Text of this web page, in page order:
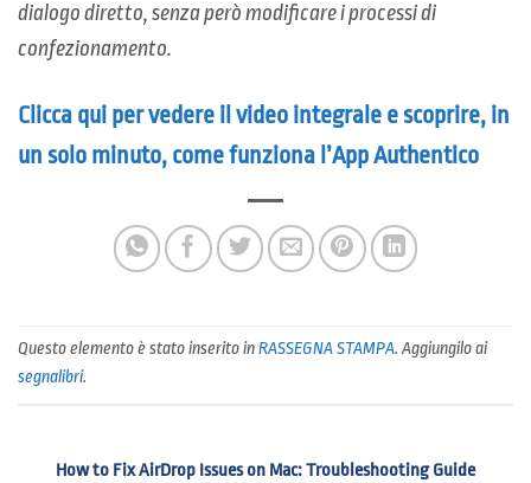
dialogo diretto, senza però modificare i processi di
confezionamento.
Clicca qui per vedere il video integrale e scoprire, in
un solo minuto, come funziona l’App Authentico
Questo elemento è stato inserito inRASSEGNA STAMPA. Aggiungilo ai
segnalibri.
How to Fix AirDrop Issues on Mac: Troubleshooting Guide